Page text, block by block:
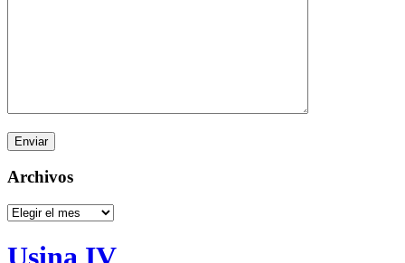
Archivos
Archivos